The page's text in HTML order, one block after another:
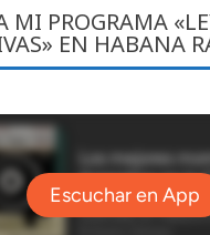
MI PROGRAMA
EN HABANA